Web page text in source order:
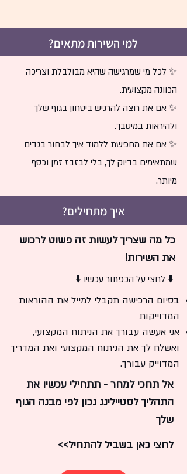
למי השירות מתאים?
✨ לכל מי שמרגישה שהיא מבולבלת וצריכה
הכוונה מקצועית.
✨ אם את רוצה להרגיש ביטחון בגוף שלך
ולהיראות במיטבך.
✨ אם את מחפשת ללמוד איך לבחור בגדים
שמתאימים בדיוק לך, בלי לבזבז זמן וכסף
מיותר.
איך מתחילים?
כל מה שצריך לעשות זה פשוט לרכוש
את השירות!
⬇️ לחצי על הכפתור עכשיו ⬇️
בסיום הרכישה תקבלי למייל את ההוראות
המדוייקות
אני אעשה עבורך את הניתוח המקצועי,
ואשלח לך את הניתוח המקצועי ואת המדריך
המדוייק עבורך.
אל תחכי למחר - תתחילי עכשיו את
התהליך לסטיילינג נכון לפי מבנה הגוף
שלך
לחצי כאן בשביל להתחיל>>